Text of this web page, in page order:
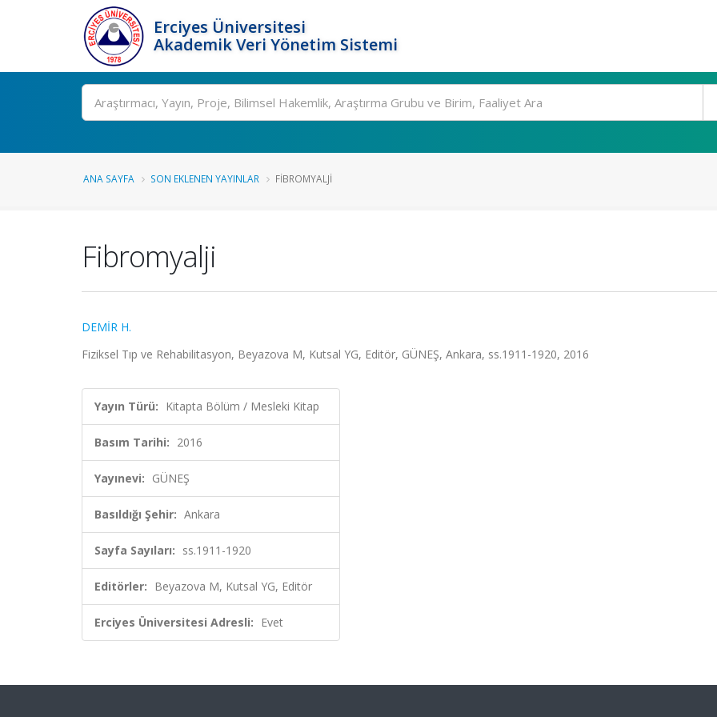
Erciyes Üniversitesi
Akademik Veri Yönetim Sistemi
Ara
ANA SAYFA SON EKLENEN YAYINLAR FIBROMYALJI
Fibromyalji
DEMİR H.
Fiziksel Tıp ve Rehabilitasyon, Beyazova M, Kutsal YG, Editör, GÜNEŞ, Ankara, ss.1911-1920, 2016
Yayın Türü: Kitapta Bölüm / Mesleki Kitap
Basım Tarihi: 2016
Yayınevi: GÜNEŞ
Basıldığı Şehir: Ankara
Sayfa Sayıları: ss.1911-1920
Editörler: Beyazova M, Kutsal YG, Editör
Erciyes Üniversitesi Adresli: Evet